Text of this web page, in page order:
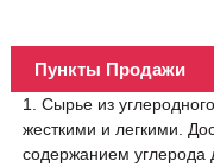
Пункты Продажи
1. Сырье из
жесткими и легкими.
содержанием углерода